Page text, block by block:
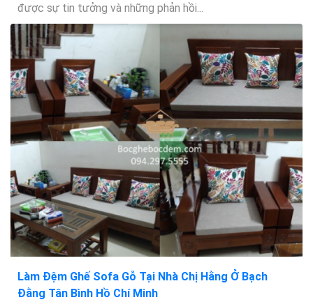
được sự tin tưởng và những phản hồi...
Làm Đệm Ghế Sofa Gỗ Tại Nhà Chị Hằng Ở Bạch
Đằng Tân Bình Hồ Chí Minh